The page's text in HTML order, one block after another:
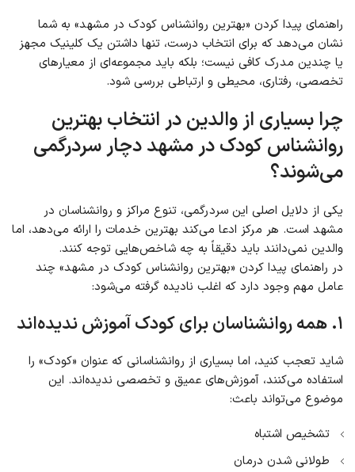
راهنمای پیدا کردن «بهترین روانشناس کودک در مشهد» به شما
نشان می‌دهد که برای انتخاب درست، تنها داشتن یک کلینیک مجهز
یا چندین مدرک کافی نیست؛ بلکه باید مجموعه‌ای از معیارهای
تخصصی، رفتاری، محیطی و ارتباطی بررسی شود.
چرا بسیاری از والدین در انتخاب بهترین
روانشناس کودک در مشهد دچار سردرگمی
می‌شوند؟
یکی از دلایل اصلی این سردرگمی، تنوع مراکز و روانشناسان در
مشهد است. هر مرکز ادعا می‌کند بهترین خدمات را ارائه می‌دهد، اما
والدین نمی‌دانند باید دقیقاً به چه شاخص‌هایی توجه کنند.
در راهنمای پیدا کردن «بهترین روانشناس کودک در مشهد» چند
عامل مهم وجود دارد که اغلب نادیده گرفته می‌شود:
۱. همه روانشناسان برای کودک آموزش ندیده‌اند
شاید تعجب کنید، اما بسیاری از روانشناسانی که عنوان «کودک» را
استفاده می‌کنند، آموزش‌های عمیق و تخصصی ندیده‌اند. این
موضوع می‌تواند باعث:
تشخیص اشتباه
طولانی شدن درمان